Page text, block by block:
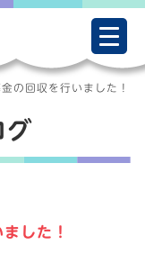
の回収を行いました！
グ
した！